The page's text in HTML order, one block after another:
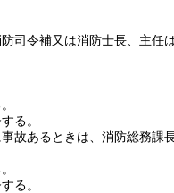
司令補又は消防士長、主任
る。
故あるときは、消防総務課
る。